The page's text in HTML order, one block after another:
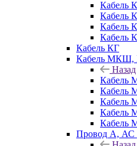
Кабель
Кабель
Кабель
Кабель
Кабель КГ
Кабель
Назад
Кабель
Кабель
Провод А, АС